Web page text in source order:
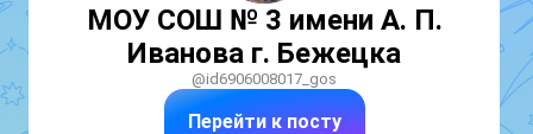
МОУ СОШ № 3 имени А. П.
Иванова г. Бежецка
@id6906008017_gos
Перейти к посту